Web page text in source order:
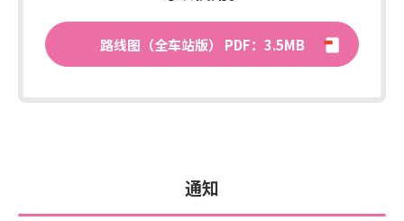
路线图（全车站版） PDF：3.5MB
通知